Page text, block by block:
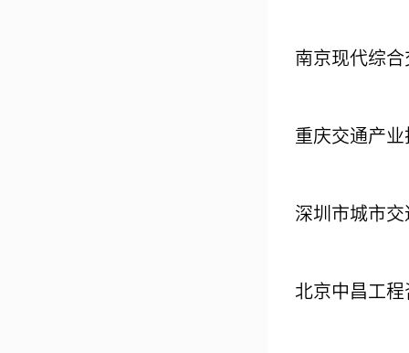
南京现代综
重庆交通产
深圳市城市
北京中昌工